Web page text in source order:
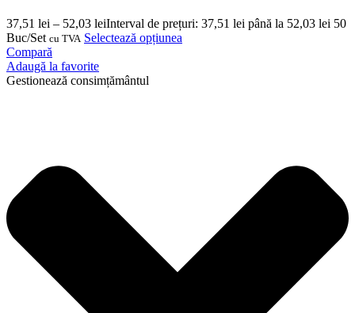
37,51 lei – 52,03 leiInterval de prețuri: 37,51 lei până la 52,03 lei 50
Buc/Set cu TVA Selectează opțiunea
Compară
Adaugă la favorite
Gestionează consimțământul